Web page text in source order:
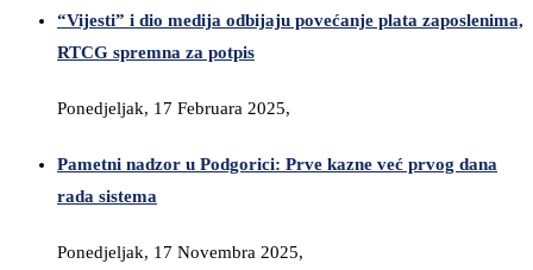
“Vijesti” i dio medija odbijaju povećanje plata zaposlenima,
RTCG spremna za potpis
Ponedjeljak, 17 Februara 2025,
Pametni nadzor u Podgorici: Prve kazne već prvog dana
rada sistema
Ponedjeljak, 17 Novembra 2025,